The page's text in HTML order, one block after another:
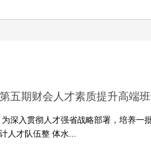
五期财会人才素质提升高端
深入贯彻人才强省战略部署，培养一
人才队伍整 体水...